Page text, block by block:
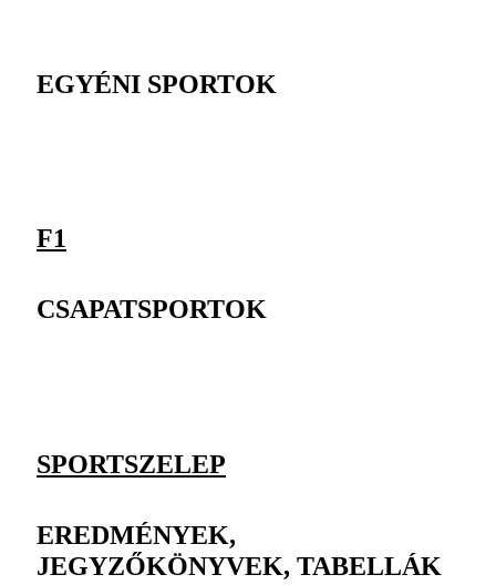
EGYÉNI SPORTOK
F1
CSAPATSPORTOK
SPORTSZELEP
EREDMÉNYEK,
JEGYZŐKÖNYVEK, TABELLÁK